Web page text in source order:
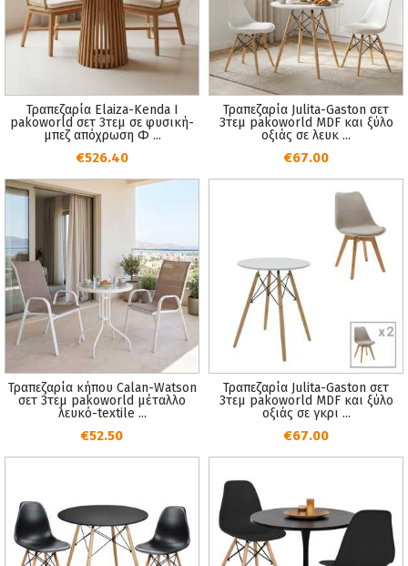
Τραπεζαρία Elaiza-Kenda I
pakoworld σετ 3τεμ σε φυσική-
μπεζ απόχρωση Φ ...
€526.40
Τραπεζαρία Julita-Gaston σετ
3τεμ pakoworld MDF και ξύλο
οξιάς σε λευκ ...
€67.00
Τραπεζαρία κήπου Calan-Watson
σετ 3τεμ pakoworld μέταλλο
λευκό-textile ...
€52.50
Τραπεζαρία Julita-Gaston σετ
3τεμ pakoworld MDF και ξύλο
οξιάς σε γκρι ...
€67.00